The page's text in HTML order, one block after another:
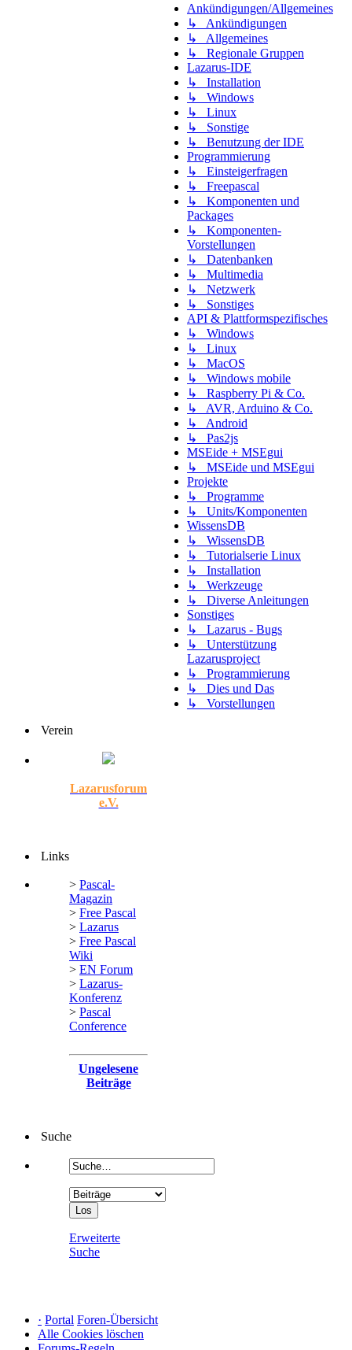
Ankündigungen/Allgemeines
↳ Ankündigungen
↳ Allgemeines
↳ Regionale Gruppen
Lazarus-IDE
↳ Installation
↳ Windows
↳ Linux
↳ Sonstige
↳ Benutzung der IDE
Programmierung
↳ Einsteigerfragen
↳ Freepascal
↳ Komponenten und
Packages
↳ Komponenten-
Vorstellungen
↳ Datenbanken
↳ Multimedia
↳ Netzwerk
↳ Sonstiges
API & Plattformspezifisches
↳ Windows
↳ Linux
↳ MacOS
↳ Windows mobile
↳ Raspberry Pi & Co.
↳ AVR, Arduino & Co.
↳ Android
↳ Pas2js
MSEide + MSEgui
↳ MSEide und MSEgui
Projekte
↳ Programme
↳ Units/Komponenten
WissensDB
↳ WissensDB
↳ Tutorialserie Linux
↳ Installation
↳ Werkzeuge
↳ Diverse Anleitungen
Sonstiges
↳ Lazarus - Bugs
↳ Unterstützung
Lazarusproject
↳ Programmierung
↳ Dies und Das
↳ Vorstellungen
Verein
Lazarusforum
e.V.
Links
> Pascal-
Magazin
> Free Pascal
> Lazarus
> Free Pascal
Wiki
> EN Forum
> Lazarus-
Konferenz
> Pascal
Conference
Ungelesene
Beiträge
Suche
Erweiterte
Suche
· Portal Foren-Übersicht
Alle Cookies löschen